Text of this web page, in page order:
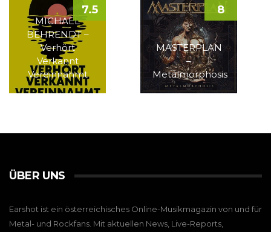
MICHAEL
BEHRENDT –
Verhört
Verkannt
Vereinnahmt
7.5
MASTERPLAN
–
Metalmorphosis
8
ÜBER UNS
Earshot ist ein österreichisches Online-Musikmagazin von und für
Metal- und Rockfans. Mit aktuellen News, Live-Reports,